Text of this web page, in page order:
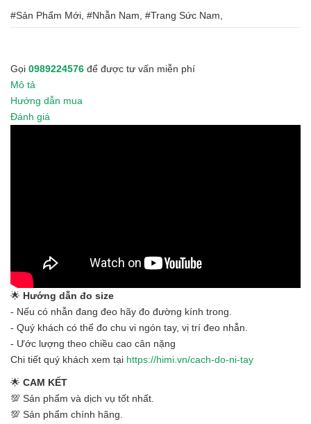
#Sản Phẩm Mới, #Nhẫn Nam, #Trang Sức Nam,
Gọi 0989224576 để được tư vấn miễn phí
Mô tả
Hướng dẫn mua
Đánh giá
🌟 Hướng dẫn đo size
- Nếu có nhẫn đang đeo hãy đo đường kính trong.
- Quý khách có thể đo chu vi ngón tay, vị trí đeo nhẫn.
- Ước lượng theo chiều cao cân nặng
Chi tiết quý khách xem tại https://himi.vn/cach-do-ni-tay
🌟 CAM KẾT
💯 Sản phẩm và dịch vụ tốt nhất.
💯 Sản phẩm chính hãng.